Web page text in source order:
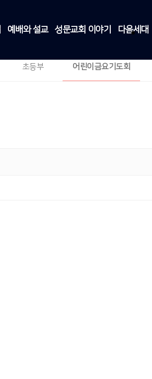
예배와 설교 성문교회 이야기 다음세대
초등부 어린이금요기도회